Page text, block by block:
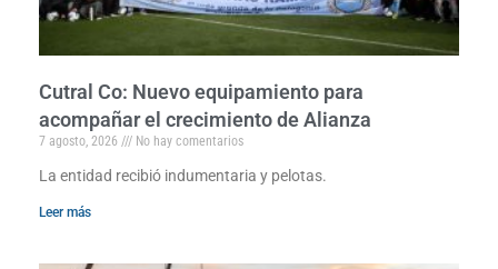
Cutral Co: Nuevo equipamiento para
acompañar el crecimiento de Alianza
7 agosto, 2026 No hay comentarios
La entidad recibió indumentaria y pelotas.
Leer más